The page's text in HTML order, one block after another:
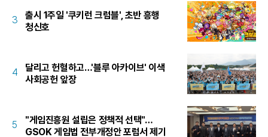
3
출시 1주일 '쿠키런 크럼블', 초반 흥행
청신호
4
달리고 헌혈하고…'블루 아카이브' 이색
사회공헌 앞장
5
"게임진흥원 설립은 정책적 선택"…
GSOK 게임법 전부개정안 포럼서 제기